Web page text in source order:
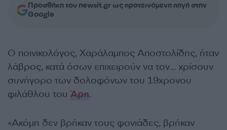
Προσθήκη του newsit.gr ως προτεινόμενη πηγή στην
Google
Ο ποινικολόγος, Χαράλαμπος Αποστολίδης, ήταν
λάβρος, κατά όσων επιχειρούν να τον… χρίσουν
συνήγορο των δολοφόνων του 19χρονου
φιλάθλου του Άρη.
«Ακόμη δεν βρήκαν τους φονιάδες, βρήκαν